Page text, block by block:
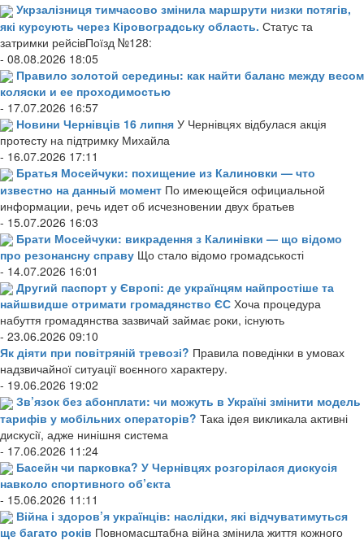
Укрзалізниця тимчасово змінила маршрути низки потягів,
які курсують через Кіровоградську область. Статус та
затримки рейсівПоїзд №128:
- 08.08.2026 18:05
Правило золотой середины: как найти баланс между весом
коляски и ее проходимостью
- 17.07.2026 16:57
Новини Чернівців 16 липня У Чернівцях відбулася акція
протесту на підтримку Михайла
- 16.07.2026 17:11
Братья Мосейчуки: похищение из Калиновки — что
известно на данный момент По имеющейся официальной
информации, речь идет об исчезновении двух братьев
- 15.07.2026 16:03
Брати Мосейчуки: викрадення з Калинівки — що відомо
про резонансну справу Що стало відомо громадськості
- 14.07.2026 16:01
Другий паспорт у Європі: де українцям найпростіше та
найшвидше отримати громадянство ЄС Хоча процедура
набуття громадянства зазвичай займає роки, існують
- 23.06.2026 09:10
Як діяти при повітряній тревозі? Правила поведінки в умовах
надзвичайної ситуації воєнного характеру.
- 19.06.2026 19:02
Зв’язок без абонплати: чи можуть в Україні змінити модель
тарифів у мобільних операторів? Така ідея викликала активні
дискусії, адже нинішня система
- 17.06.2026 11:24
Басейн чи парковка? У Чернівцях розгорілася дискусія
навколо спортивного об’єкта
- 15.06.2026 11:11
Війна і здоров’я українців: наслідки, які відчуватимуться
ще багато років Повномасштабна війна змінила життя кожного